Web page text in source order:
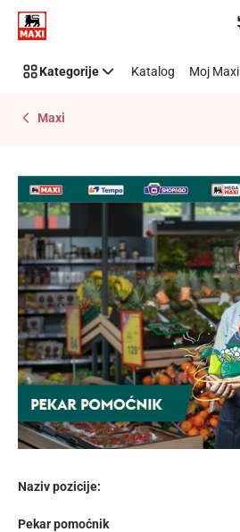
Preskoči link
Pekar
pomoćnik
Kategorije Katalog Moj Maxi
Maxi
Naziv pozicije:
Pekar pomoćnik